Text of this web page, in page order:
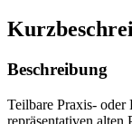
Beschreibung
Teilbare Praxis- oder
repräsentativen alten